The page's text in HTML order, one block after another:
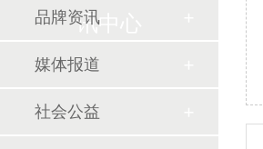
讯中心
品牌资讯
媒体报道
社会公益